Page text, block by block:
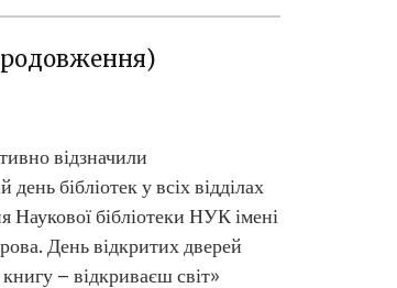
відзначили
день бібліотек у всіх відділах
Наукової бібліотеки НУК імені
День відкритих дверей
– відкриваєш світ»